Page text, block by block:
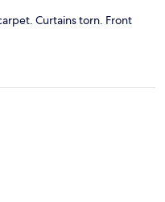
Curtains torn. Front